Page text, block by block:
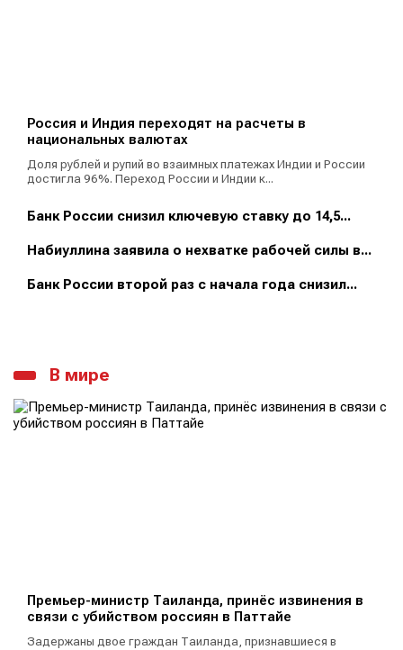
Россия и Индия переходят на расчеты в
национальных валютах
Доля рублей и рупий во взаимных платежах Индии и России
достигла 96%. Переход России и Индии к...
Банк России снизил ключевую ставку до 14,5...
Набиуллина заявила о нехватке рабочей силы в...
Банк России второй раз с начала года снизил...
В мире
Премьер-министр Таиланда, принёс извинения в
связи с убийством россиян в Паттайе
Задержаны двое граждан Таиланда, признавшиеся в